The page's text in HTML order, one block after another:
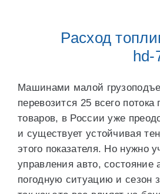
Расход
hd-
Машинами малой
перевозится 25 всего потока
товаров, в России уже
и существует устойчивая
этого показателя. Но нужно
управления авто, состояние
погодную ситуацию и сезон